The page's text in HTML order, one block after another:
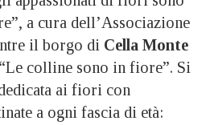
a cura dell’Associazione
il borgo di Cella Monte
colline sono in fiore”. Si
ai fiori con
a ogni fascia di età: